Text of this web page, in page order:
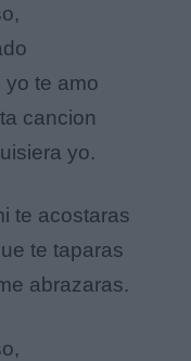
yo te amo
cancion
yo.
te acostaras
te taparas
abrazaras.